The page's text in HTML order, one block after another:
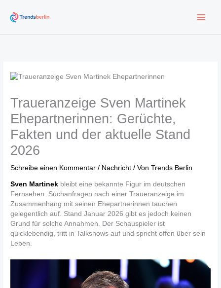
Inhalt
springen
Traueranzeige Sven Martinek
Ehepartnerinnen: Gerüchte,
Fakten und der aktuelle Stand
2026
Schreibe einen Kommentar / Nachricht / VonTrends Berlin
Sven Martinek bleibt eine bekannte Figur im deutschen
Fernsehen. Suchanfragen nach einer Traueranzeige im
Zusammenhang mit seinen Ehepartnerinnen tauchen
gelegentlich auf. Stand Januar 2026 gibt es jedoch keinen
Grund für solche Annahmen. Der Schauspieler ist
quicklebendig, tritt in Talkshows auf und spricht offen über sein
Leben.